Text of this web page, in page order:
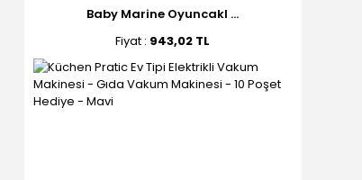
Baby Marine Oyuncakl ...
Fiyat : 943,02 TL